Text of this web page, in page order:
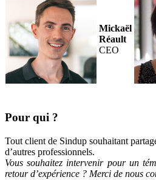
Mickaël
Réault
CEO
Pour qui ?
Tout client de Sindup souhaitant
d’autres professionnels.
Vous souhaitez intervenir pour un
retour d’expérience ? Merci de nous